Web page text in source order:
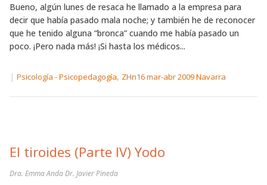
Bueno, algún lunes de resaca he llamado a la empresa para
decir que había pasado mala noche; y también he de reconocer
que he tenido alguna “bronca” cuando me había pasado un
poco. ¡Pero nada más! ¡Si hasta los médicos...
| Psicología - Psicopedagogía, ZHn16 mar-abr 2009 Navarra
El tiroides (Parte IV) Yodo
Dra. Emma Anda Dr. Javier Pineda